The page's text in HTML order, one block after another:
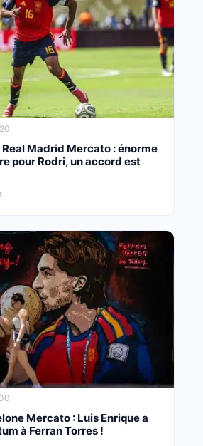
Real Madrid Mercato : énorme
pour Rodri, un accord est
Mercato : Luis Enrique a
à Ferran Torres !